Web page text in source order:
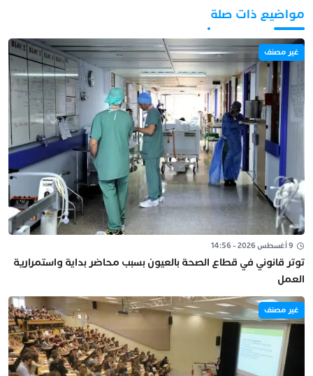
مواضيع ذات صلة
غير مصنف
9 أغسطس 2026 - 14:56
توتر قانوني في قطاع الصحة بالعيون بسبب محاضر بداية واستمرارية
العمل
غير مصنف